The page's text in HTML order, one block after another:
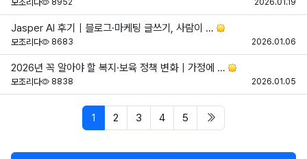
모조리다 2026.01.19
8952
Jasper AI 후기｜블로그·마케팅 글쓰기, 사람이 …
모조리다 2026.01.06
8683
2026년 꼭 알아야 할 복지·보육 정책 변화｜가정에 …
모조리다 2026.01.05
8838
1 페이지 현재
2 3 4 5